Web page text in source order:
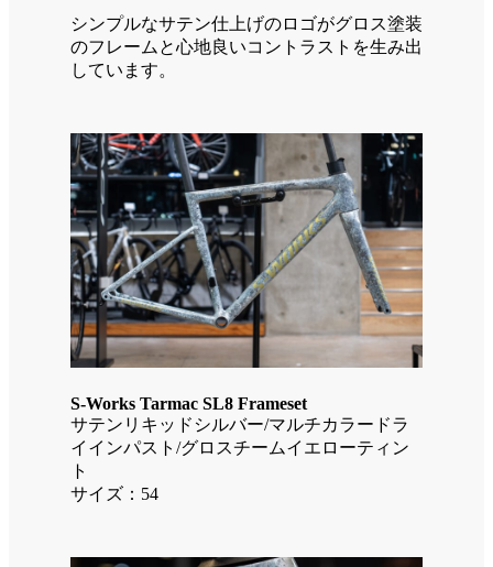
シンプルなサテン仕上げのロゴがグロス塗装
のフレームと心地良いコントラストを生み出
しています。
S-Works Tarmac SL8 Frameset
サテンリキッドシルバー/マルチカラードラ
イインパスト/グロスチームイエローティン
ト
サイズ：54